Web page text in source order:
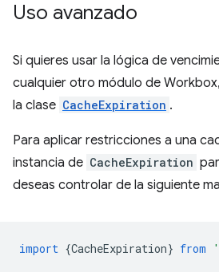
Uso avanzado
Si quieres usar la lógica de
cualquier otro módulo de
la clase CacheExpiration .
Para aplicar restricciones a una
instancia de CacheExpiration
deseas controlar de la siguiente
import {CacheExpiration} from